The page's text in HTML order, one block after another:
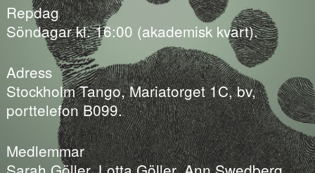
Repdag
Söndagar kl. 16:00 (akademisk kvart).
Adress
Stockholm Tango, Mariatorget 1C, bv,
porttelefon B099.
Medlemmar